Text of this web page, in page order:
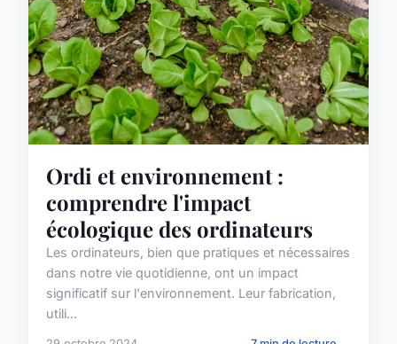
Ordi et environnement :
comprendre l'impact
écologique des ordinateurs
Les ordinateurs, bien que pratiques et nécessaires
dans notre vie quotidienne, ont un impact
significatif sur l'environnement. Leur fabrication,
utili...